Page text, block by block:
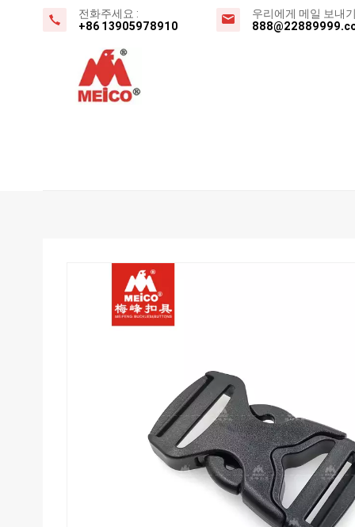
전화주세요 :
+86 13905978910
우리에게 메일 보내